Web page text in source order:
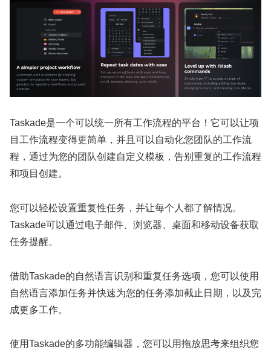
Taskade是一个可以统一所有工作流程的平台！它可以让项
目工作流程变得更简单，并且可以自动化您团队的工作流
程，通过为您的团队创建自定义模板，告别重复的工作流程
和项目创建。
您可以轻松设置重复性任务，并让每个人都了解情况。
Taskade可以通过电子邮件、浏览器、桌面和移动设备获取
任务提醒。
借助Taskade的自然语言识别和重复任务选项，您可以使用
自然语言添加任务并快速为您的任务添加截止日期，以及完
成更多工作。
使用Taskade的多功能编辑器，您可以用拖放思考来组织您